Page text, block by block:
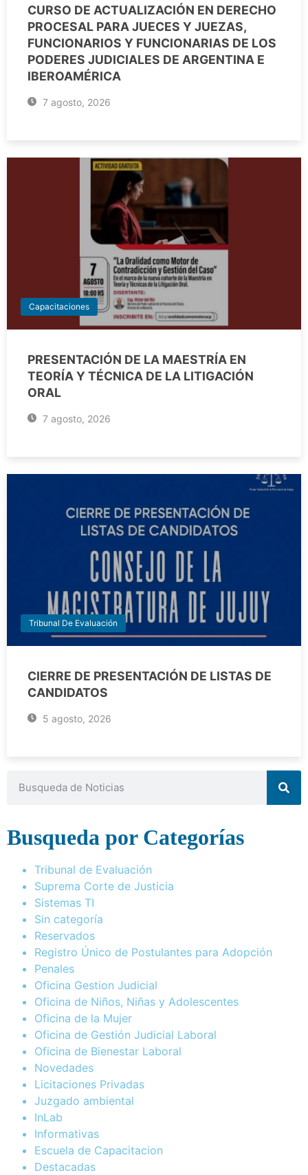
CURSO DE ACTUALIZACIÓN EN DERECHO
PROCESAL PARA JUECES Y JUEZAS,
FUNCIONARIOS Y FUNCIONARIAS DE LOS
PODERES JUDICIALES DE ARGENTINA E
IBEROAMÉRICA
7 agosto, 2026
Capacitaciones
PRESENTACIÓN DE LA MAESTRÍA EN
TEORÍA Y TÉCNICA DE LA LITIGACIÓN
ORAL
7 agosto, 2026
Tribunal De Evaluación
CIERRE DE PRESENTACIÓN DE LISTAS DE
CANDIDATOS
5 agosto, 2026
Busqueda por Categorías
Tribunal de Evaluación
Suprema Corte de Justicia
Sistemas TI
Sin categoría
Reservados
Registro Único de Postulantes para Adopción
Penales
Oficina Gestion Judicial
Oficina de Niños, Niñas y Adolescentes
Oficina de la Mujer
Oficina de Gestión Judicial Laboral
Oficina de Bienestar Laboral
Novedades
Licitaciones Privadas
Juzgado ambiental
InLab
Informativas
Escuela de Capacitacion
Destacadas